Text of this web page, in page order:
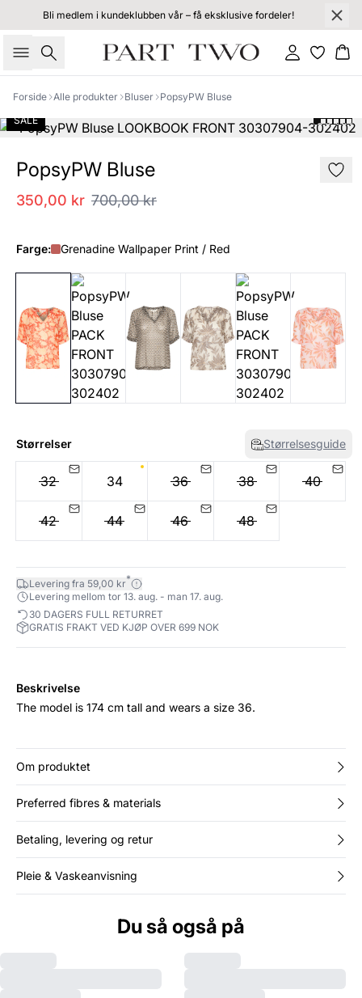
Bli medlem i kundeklubben vår – få eksklusive fordeler!
Søk Logg inn
Forside Alle produkter Bluser
PopsyPW Bluse
SALE
PopsyPW Bluse
350,00 kr 700,00 kr
Farge: Grenadine Wallpaper Print / Red
Størrelser Størrelsesguide
32 34 36 38 40
42 44 46 48
Levering fra 59,00 kr*
Levering mellom tor 13. aug. - man 17. aug.
30 DAGERS FULL RETURRET
GRATIS FRAKT VED KJØP OVER 699 NOK
Beskrivelse
The model is 174 cm tall and wears a size 36.
Om produktet
Preferred fibres & materials
Betaling, levering og retur
Pleie & Vaskeanvisning
Du så også på